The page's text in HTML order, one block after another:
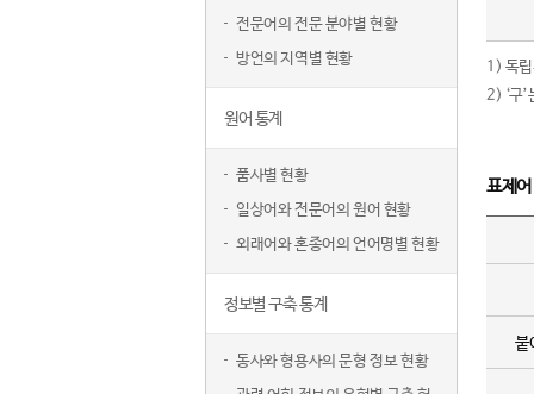
전문어의 전문 분야별 현황
방언의 지역별 현황
원어 통계
품사별 현황
일상어와 전문어의 원어 현황
외래어와 혼종어의 언어명별 현황
정보별 구축 통계
동사와 형용사의 문형 정보 현황
1) 독립
2) ‘구
표제
붙